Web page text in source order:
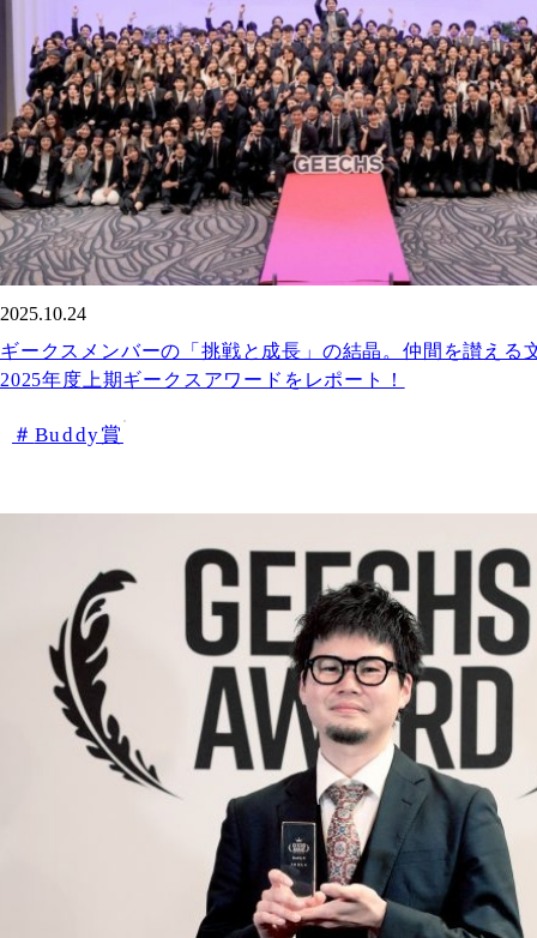
ギークスメンバーの「挑戦と成長」の結晶。仲間を讃える
2025年度上期ギークスアワードをレポート！
2025.10.24
Buddy賞